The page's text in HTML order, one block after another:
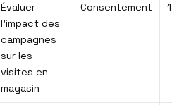
Évaluer
l’impact des
campagnes
sur les
visites en
magasin
Consentement